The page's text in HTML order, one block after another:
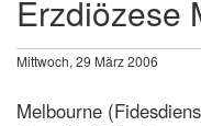
Erzdiözese
Mittwoch, 29 März 2006
Melbourne